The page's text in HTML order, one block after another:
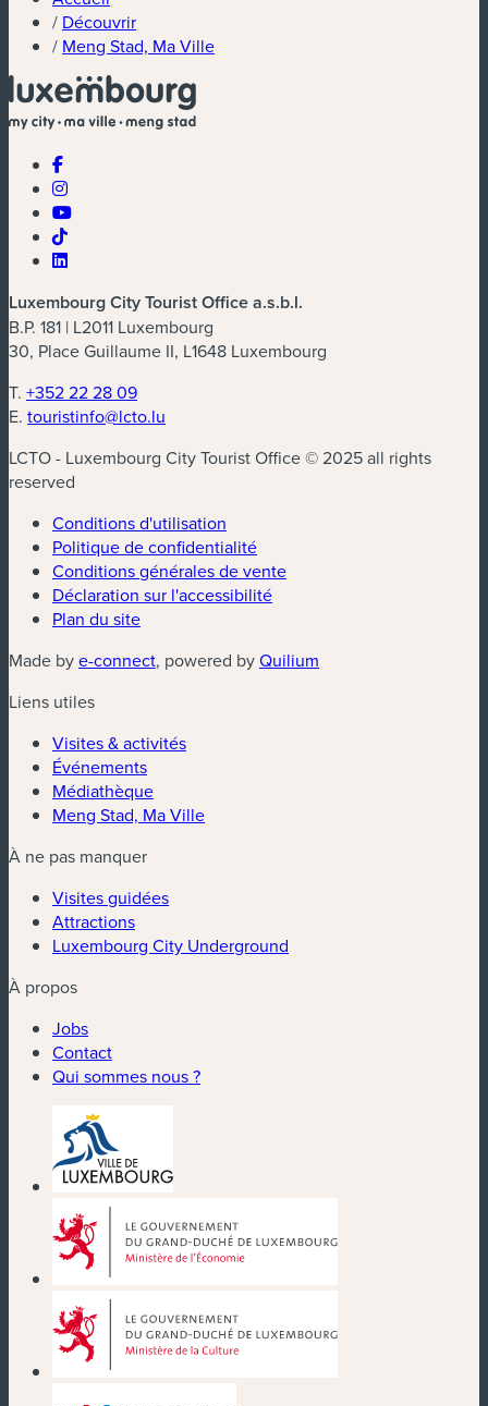
/ Découvrir
/ Meng Stad, Ma Ville
Luxembourg City Tourist Office a.s.b.l.
B.P. 181 | L2011 Luxembourg
30, Place Guillaume II, L1648 Luxembourg
T. +352 22 28 09
E. touristinfo@lcto.lu
LCTO - Luxembourg City Tourist Office © 2025 all rights
reserved
Conditions d'utilisation
Politique de confidentialité
Conditions générales de vente
Déclaration sur l'accessibilité
Plan du site
Made bye-connect(nouvelle fenêtre)
, powered byQuilium
Liens utiles
Visites & activités
Événements
Médiathèque
Meng Stad, Ma Ville
À ne pas manquer
Visites guidées
Attractions
Luxembourg City Underground
À propos
Jobs
Contact
Qui sommes nous ?